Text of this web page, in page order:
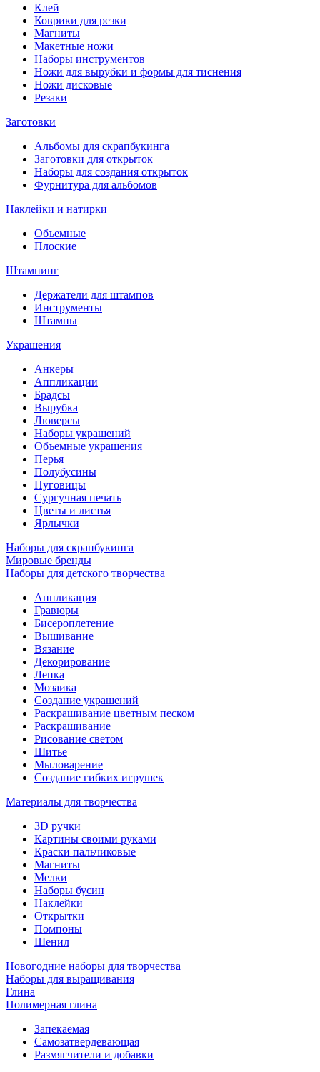
Клей
Коврики для резки
Магниты
Макетные ножи
Наборы инструментов
Ножи для вырубки и формы для тиснения
Ножи дисковые
Резаки
Заготовки
Альбомы для скрапбукинга
Заготовки для открыток
Наборы для создания открыток
Фурнитура для альбомов
Наклейки и натирки
Объемные
Плоские
Штампинг
Держатели для штампов
Инструменты
Штампы
Украшения
Анкеры
Аппликации
Брадсы
Вырубка
Люверсы
Наборы украшений
Объемные украшения
Перья
Полубусины
Пуговицы
Сургучная печать
Цветы и листья
Ярлычки
Наборы для скрапбукинга
Мировые бренды
Наборы для детского творчества
Аппликация
Гравюры
Бисероплетение
Вышивание
Вязание
Декорирование
Лепка
Мозаика
Создание украшений
Раскрашивание цветным песком
Раскрашивание
Рисование светом
Шитье
Мыловарение
Создание гибких игрушек
Материалы для творчества
3D ручки
Картины своими руками
Краски пальчиковые
Магниты
Мелки
Наборы бусин
Наклейки
Открытки
Помпоны
Шенил
Новогодние наборы для творчества
Наборы для выращивания
Глина
Полимерная глина
Запекаемая
Самозатвердевающая
Размягчители и добавки